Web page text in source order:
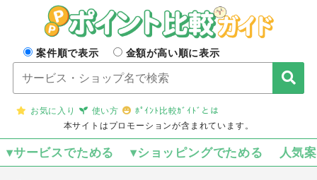
案件順で表示 金額が高い順に表示
お気に入り 使い方
ﾎﾟｲﾝﾄ比較ｶﾞｲﾄﾞとは
本サイトはプロモーションが含まれています。
▾サービスでためる ▾ショッピングでためる 人気